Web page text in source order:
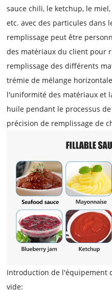
sauce chili, le ketchup, le
etc. avec des particules dans
remplissage peut être
des matériaux du client pour
remplissage des différents
trémie de mélange
l'uniformité des matériaux et
huile pendant le processus
précision de remplissage de
Introduction de l'équipement
vide: